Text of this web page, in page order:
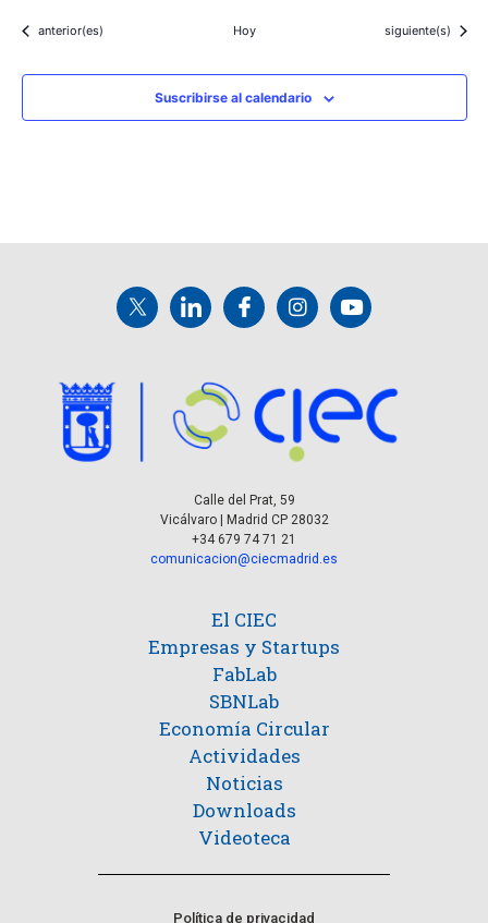
Eventos
anterior(es) Hoy Eventos
siguiente(s)
Suscribirse al calendario
Calle del Prat, 59
Vicálvaro | Madrid CP 28032
+34 679 74 71 21
comunicacion@ciecmadrid.es
El CIEC
Empresas y Startups
FabLab
SBNLab
Economía Circular
Actividades
Noticias
Downloads
Videoteca
Política de privacidad